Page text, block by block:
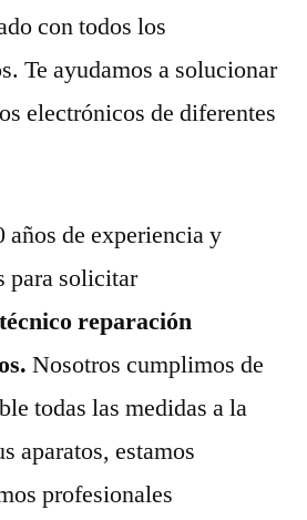
con todos los
Te ayudamos a solucionar
electrónicos de diferentes
años de experiencia y
para solicitar
reparación
Nosotros cumplimos de
todas las medidas a la
aparatos, estamos
profesionales